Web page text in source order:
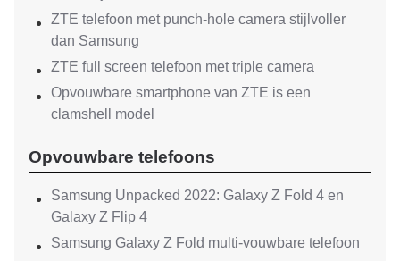
ZTE telefoon met punch-hole camera stijlvoller
dan Samsung
ZTE full screen telefoon met triple camera
Opvouwbare smartphone van ZTE is een
clamshell model
Opvouwbare telefoons
Samsung Unpacked 2022: Galaxy Z Fold 4 en
Galaxy Z Flip 4
Samsung Galaxy Z Fold multi-vouwbare telefoon